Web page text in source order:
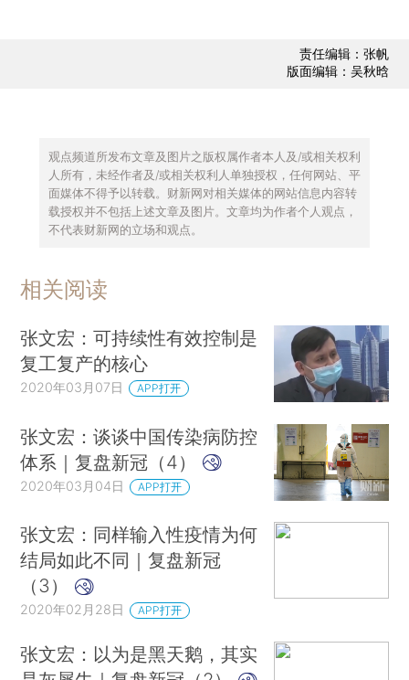
责任编辑：张帆
版面编辑：吴秋晗
观点频道所发布文章及图片之版权属作者本人及/或相关权利
人所有，未经作者及/或相关权利人单独授权，任何网站、平
面媒体不得予以转载。财新网对相关媒体的网站信息内容转
载授权并不包括上述文章及图片。文章均为作者个人观点，
不代表财新网的立场和观点。
相关阅读
张文宏：可持续性有效控制是
复工复产的核心
2020年03月07日 APP打开
张文宏：谈谈中国传染病防控
体系｜复盘新冠（4）
2020年03月04日 APP打开
张文宏：同样输入性疫情为何
结局如此不同｜复盘新冠
（3）
2020年02月28日 APP打开
张文宏：以为是黑天鹅，其实